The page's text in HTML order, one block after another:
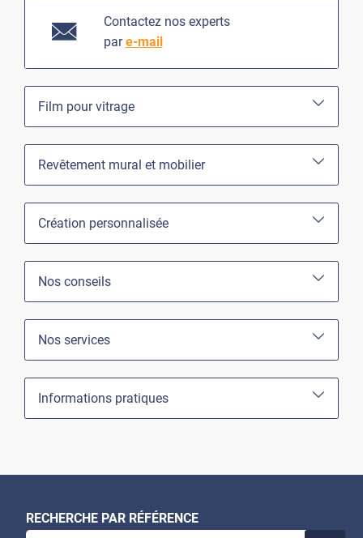
Contactez nos experts
pare-mail
Film pour vitrage
Revêtement mural et mobilier
Création personnalisée
Nos conseils
Nos services
Informations pratiques
RECHERCHE PAR RÉFÉRENCE